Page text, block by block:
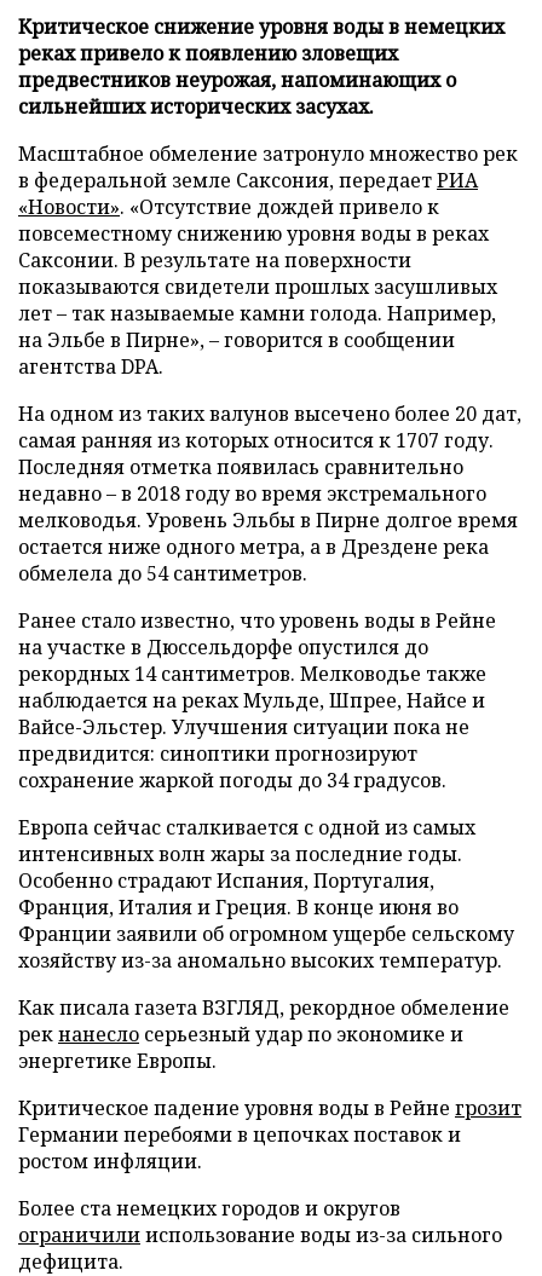
Критическое снижение уровня воды в немецких
реках привело к появлению зловещих
предвестников неурожая, напоминающих о
сильнейших исторических засухах.
Масштабное обмеление затронуло множество рек
в федеральной земле Саксония, передаетРИА
«Новости». «Отсутствие дождей привело к
повсеместному снижению уровня воды в реках
Саксонии. В результате на поверхности
показываются свидетели прошлых засушливых
лет – так называемые камни голода. Например,
на Эльбе в Пирне», – говорится в сообщении
агентства DPA.
На одном из таких валунов высечено более 20 дат,
самая ранняя из которых относится к 1707 году.
Последняя отметка появилась сравнительно
недавно – в 2018 году во время экстремального
мелководья. Уровень Эльбы в Пирне долгое время
остается ниже одного метра, а в Дрездене река
обмелела до 54 сантиметров.
Ранее стало известно, что уровень воды в Рейне
на участке в Дюссельдорфе опустился до
рекордных 14 сантиметров. Мелководье также
наблюдается на реках Мульде, Шпрее, Найсе и
Вайсе-Эльстер. Улучшения ситуации пока не
предвидится: синоптики прогнозируют
сохранение жаркой погоды до 34 градусов.
Европа сейчас сталкивается с одной из самых
интенсивных волн жары за последние годы.
Особенно страдают Испания, Португалия,
Франция, Италия и Греция. В конце июня во
Франции заявили об огромном ущербе сельскому
хозяйству из-за аномально высоких температур.
Как писала газета ВЗГЛЯД, рекордное обмеление
рекнанесло серьезный удар по экономике и
энергетике Европы.
Критическое падение уровня воды в Рейне грозит
Германии перебоями в цепочках поставок и
ростом инфляции.
Более ста немецких городов и округов
ограничилииспользование воды из-за сильного
дефицита.